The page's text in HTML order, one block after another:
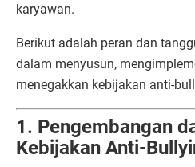
karyawan.
Berikut adalah peran dan
dalam menyusun,
menegakkan kebijakan anti-
1. Pengembangan
Kebijakan Anti-